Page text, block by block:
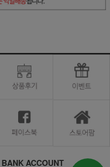
BANK ACCOUNT